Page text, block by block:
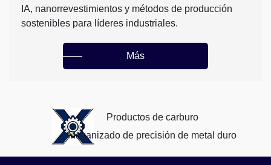
IA, nanorrevestimientos y métodos de producción
sostenibles para líderes industriales.
Más
Productos de carburo
Mecanizado de precisión de metal duro